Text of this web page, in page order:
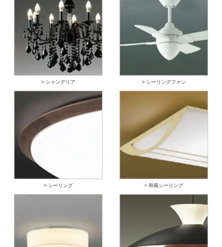
> シャンデリア > シーリングファン
> シーリング > 和風シーリング